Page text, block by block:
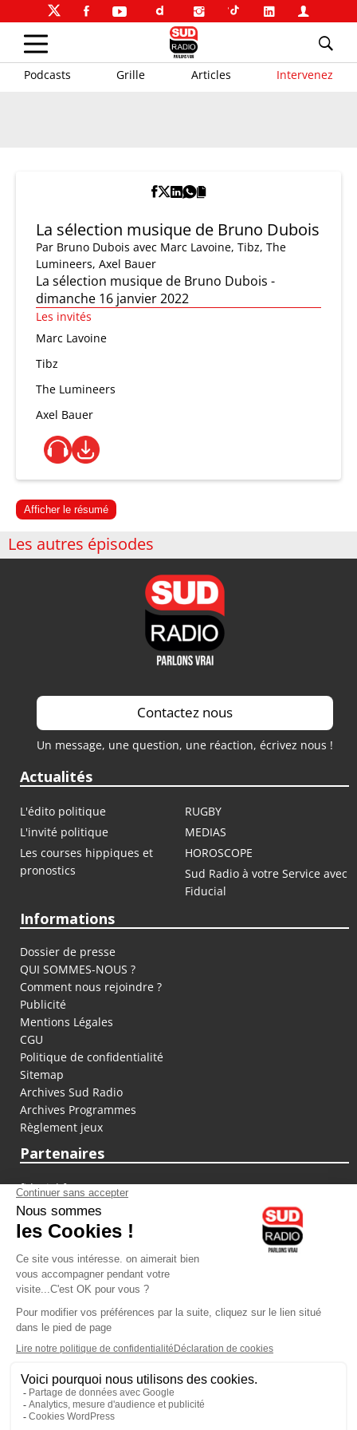
Podcasts Grille Articles Intervenez
La sélection musique de Bruno Dubois
Par Bruno Dubois avec Marc Lavoine, Tibz, The
Lumineers, Axel Bauer
La sélection musique de Bruno Dubois -
dimanche 16 janvier 2022
Les invités
Marc Lavoine
Tibz
The Lumineers
Axel Bauer
Afficher le résumé
Les autres épisodes
Contactez nous
Un message, une question, une réaction, écrivez nous !
Actualités
L'édito politique
RUGBY
L'invité politique
MEDIAS
Les courses hippiques et
pronostics
HOROSCOPE
Sud Radio à votre Service avec
Fiducial
Informations
Dossier de presse
QUI SOMMES-NOUS ?
Comment nous rejoindre ?
Publicité
Mentions Légales
CGU
Politique de confidentialité
Sitemap
Archives Sud Radio
Archives Programmes
Règlement jeux
Partenaires
fiducial.fr
lyoncapitale.fr
olympique-et-lyonnais.com
L'application Iphone / Android
Téléchargez l'application
Les cookies
Gestion des cookies
Crédit photos : ©Sud Radio / Pierre Olivier